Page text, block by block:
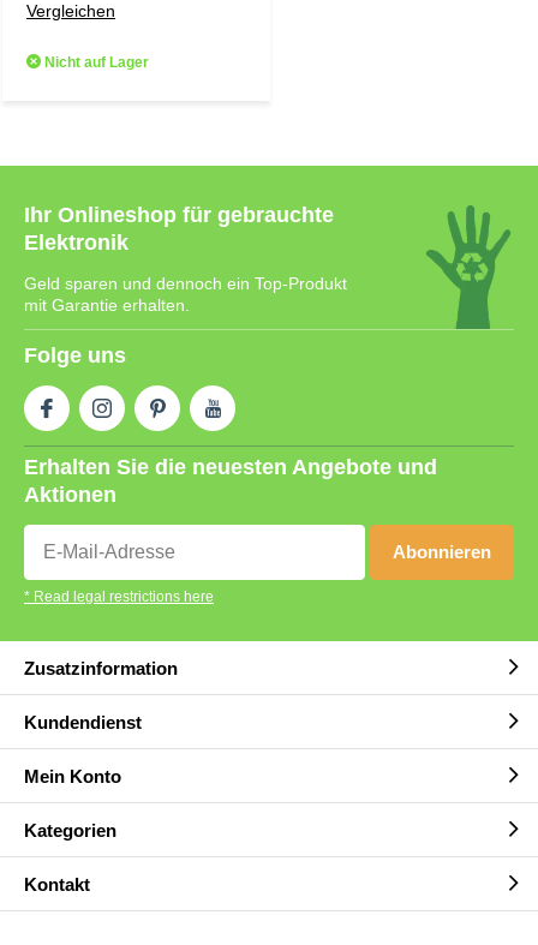
Vergleichen
Nicht auf Lager
Ihr Onlineshop für gebrauchte
Elektronik
Geld sparen und dennoch ein Top-Produkt
mit Garantie erhalten.
Folge uns
Erhalten Sie die neuesten Angebote und
Aktionen
Abonnieren
* Read legal restrictions here
Zusatzinformation
Kundendienst
Mein Konto
Kategorien
Kontakt